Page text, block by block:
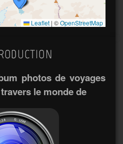
Leaflet | ©OpenStreetMap
photos de voyages
le monde de